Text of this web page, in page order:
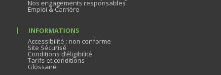
Nos engagements responsables
Emploi & Carrière
INFORMATIONS
Accessibilité : non conforme
Site Sécurisé
Conditions d’éligibilité
Tarifs et conditions
Glossaire